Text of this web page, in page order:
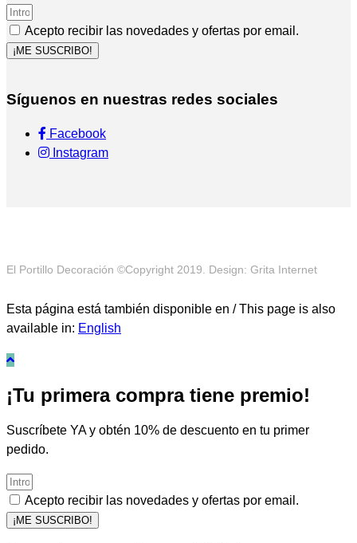
Acepto recibir las novedades y ofertas por email.
¡ME SUSCRIBO!
Síguenos en nuestras redes sociales
Facebook
Instagram
El Portillo Decoración ©Copyright 2019. Design: Grita Internet
Esta página está también disponible en / This page is also
available in: English
¡Tu primera compra tiene premio!
Suscríbete YA y obtén 10% de descuento en tu primer
pedido.
Acepto recibir las novedades y ofertas por email.
¡ME SUSCRIBO!